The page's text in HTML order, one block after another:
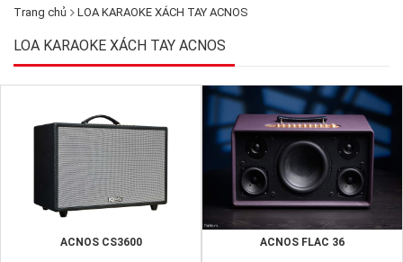
Trang chủ LOA KARAOKE XÁCH TAY ACNOS
LOA KARAOKE XÁCH TAY ACNOS
ACNOS CS3600 ACNOS FLAC 36